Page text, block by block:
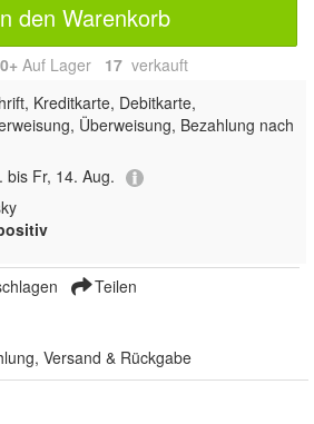
den Warenkorb
Auf Lager 17 verkauft
Kreditkarte, Debitkarte,
Überweisung, Bezahlung nach
bis Fr, 14. Aug.
Teilen
Versand & Rückgabe